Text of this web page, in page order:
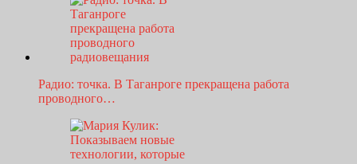
Радио: точка. В Таганроге прекращена работа
проводного…